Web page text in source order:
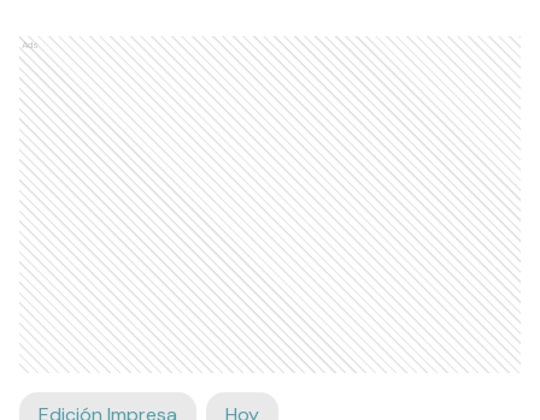
Ads
Edición Impresa Hoy